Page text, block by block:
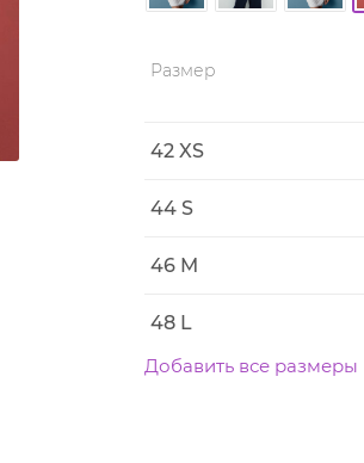
Размер
42 XS
44 S
46 M
48 L
Добавить все размеры